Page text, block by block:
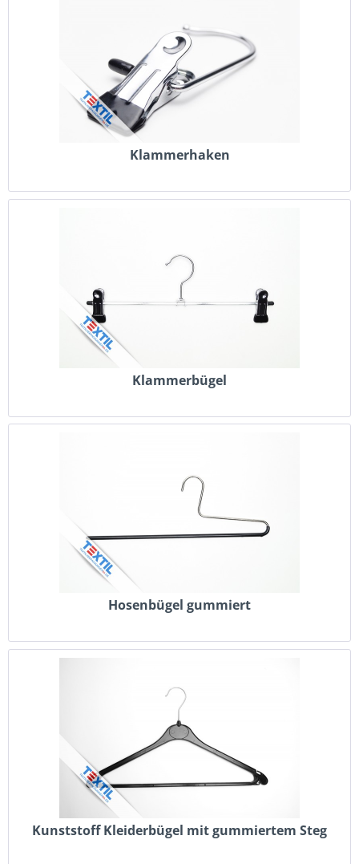
Klammerhaken
Klammerbügel
Hosenbügel gummiert
Kunststoff Kleiderbügel mit gummiertem Steg